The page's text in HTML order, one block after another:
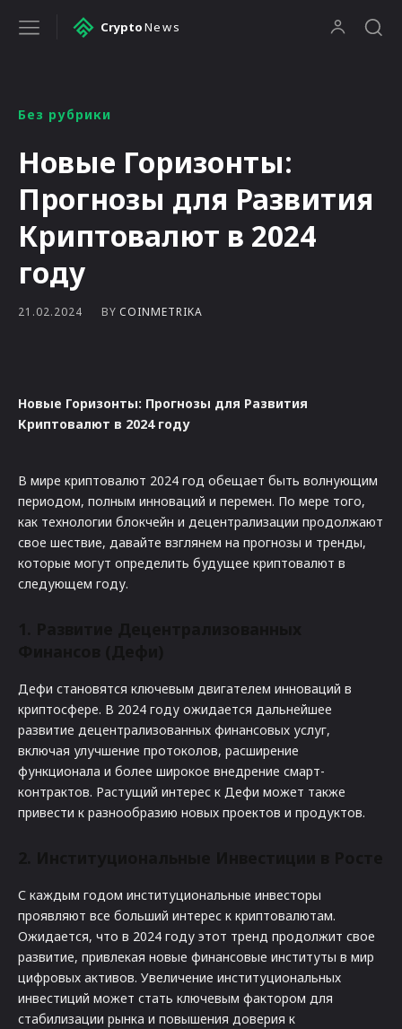
CryptoNews
Без рубрики
Новые Горизонты:
Прогнозы для Развития
Криптовалют в 2024
году
21.02.2024 BY COINMETRIKA
Новые Горизонты: Прогнозы для Развития
Криптовалют в 2024 году
В мире криптовалют 2024 год обещает быть волнующим
периодом, полным инноваций и перемен. По мере того,
как технологии блокчейн и децентрализации продолжают
свое шествие, давайте взглянем на прогнозы и тренды,
которые могут определить будущее криптовалют в
следующем году.
Дефи становятся ключевым двигателем инноваций в
криптосфере. В 2024 году ожидается дальнейшее
развитие децентрализованных финансовых услуг,
включая улучшение протоколов, расширение
функционала и более широкое внедрение смарт-
контрактов. Растущий интерес к Дефи может также
привести к разнообразию новых проектов и продуктов.
С каждым годом институциональные инвесторы
проявляют все больший интерес к криптовалютам.
Ожидается, что в 2024 году этот тренд продолжит свое
развитие, привлекая новые финансовые институты в мир
цифровых активов. Увеличение институциональных
инвестиций может стать ключевым фактором для
стабилизации рынка и повышения доверия к